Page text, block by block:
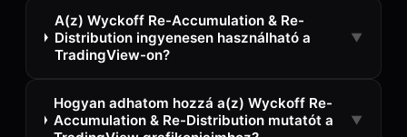
A(z) Wyckoff Re-Accumulation & Re-
Distribution ingyenesen használható a
TradingView-on?
▼
Hogyan adhatom hozzá a(z) Wyckoff Re-
Accumulation & Re-Distribution mutatót a
▼